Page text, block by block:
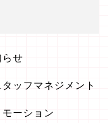
せ
ッフマネジメント
ーション